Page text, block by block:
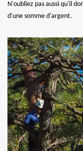
N'oubliez pas aussi qu'il
d'une somme d'argent.